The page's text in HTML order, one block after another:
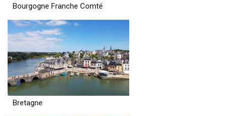
Bourgogne Franche Comté
Bretagne